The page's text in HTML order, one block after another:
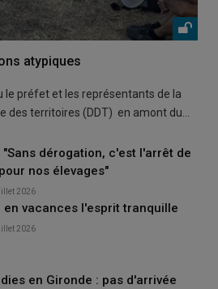
atypiques
le préfet et les représentants de la
des territoires (DDT) en amont du…
"Sans dérogation, c'est l'arrêt de
nos élevages"
2026
en vacances l'esprit tranquille
2026
en Gironde : pas d'arrivée